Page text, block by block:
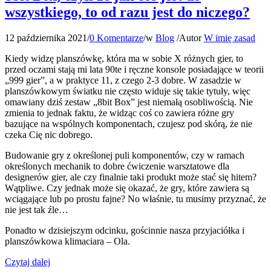
wszystkiego, to od razu jest do niczego?
12 października 2021/0 Komentarze/w Blog /AutorW imię zasad
Kiedy widzę planszówkę, która ma w sobie X różnych gier, to
przed oczami stają mi lata 90te i ręczne konsole posiadające w teorii
„999 gier”, a w praktyce 11, z czego 2-3 dobre. W zasadzie w
planszówkowym światku nie często widuje się takie tytuły, więc
omawiany dziś zestaw „8bit Box” jest niemałą osobliwością. Nie
zmienia to jednak faktu, że widząc coś co zawiera różne gry
bazujące na wspólnych komponentach, czujesz pod skórą, że nie
czeka Cię nic dobrego.
Budowanie gry z określonej puli komponentów, czy w ramach
określonych mechanik to dobre ćwiczenie warsztatowe dla
designerów gier, ale czy finalnie taki produkt może stać się hitem?
Wątpliwe. Czy jednak może się okazać, że gry, które zawiera są
wciągające lub po prostu fajne? No właśnie, tu musimy przyznać, że
nie jest tak źle…
Ponadto w dzisiejszym odcinku, gościnnie nasza przyjaciółka i
planszówkowa klimaciara – Ola.
Czytaj dalej